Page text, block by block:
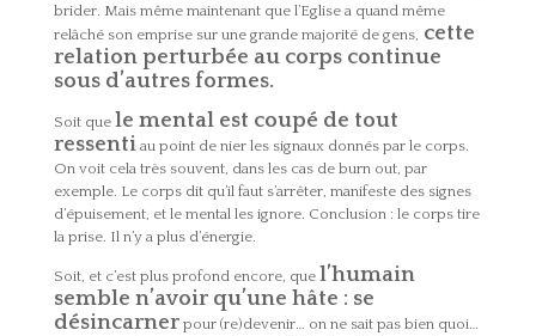
brider. Mais même maintenant que l’Eglise a quand même
relâché son emprise sur une grande majorité de gens, cette
relation perturbée au corps continue
sous d’autres formes.
Soit que le mental est coupé de tout
ressenti au point de nier les signaux donnés par le corps.
On voit cela très souvent, dans les cas de burn out, par
exemple. Le corps dit qu’il faut s’arrêter, manifeste des signes
d’épuisement, et le mental les ignore. Conclusion : le corps tire
la prise. Il n’y a plus d’énergie.
Soit, et c’est plus profond encore, que l’humain
semble n’avoir qu’une hâte : se
désincarnerpour (re)devenir… on ne sait pas bien quoi…